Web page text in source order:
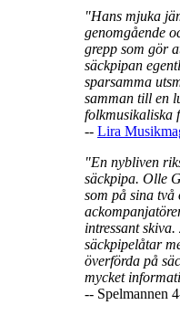
"Hans mjuka
genomgående
grepp som gör
säckpipan
sparsamma
samman till en
folkmusikaliska
-- Lira
"En nybliven
säckpipa. Olle
som på sina
intressant
säckpipelåtar
överförda på
mycket
-- Spelmannen